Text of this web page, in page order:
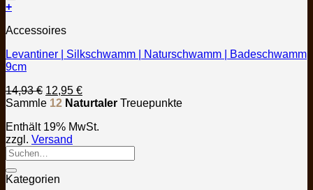
+
Accessoires
Levantiner | Silkschwamm | Naturschwamm | Badeschwamm
9cm
14,93€ Ursprünglicher
Preis
14,93 €
12,95 €Aktueller
Preis
12,95 €.
Sammle 12 Naturtaler Treuepunkte
Enthält 19% MwSt.
zzgl. Versand
Kategorien